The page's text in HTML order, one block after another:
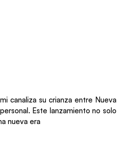
canaliza su crianza entre Nueva
Este lanzamiento no solo
nueva era